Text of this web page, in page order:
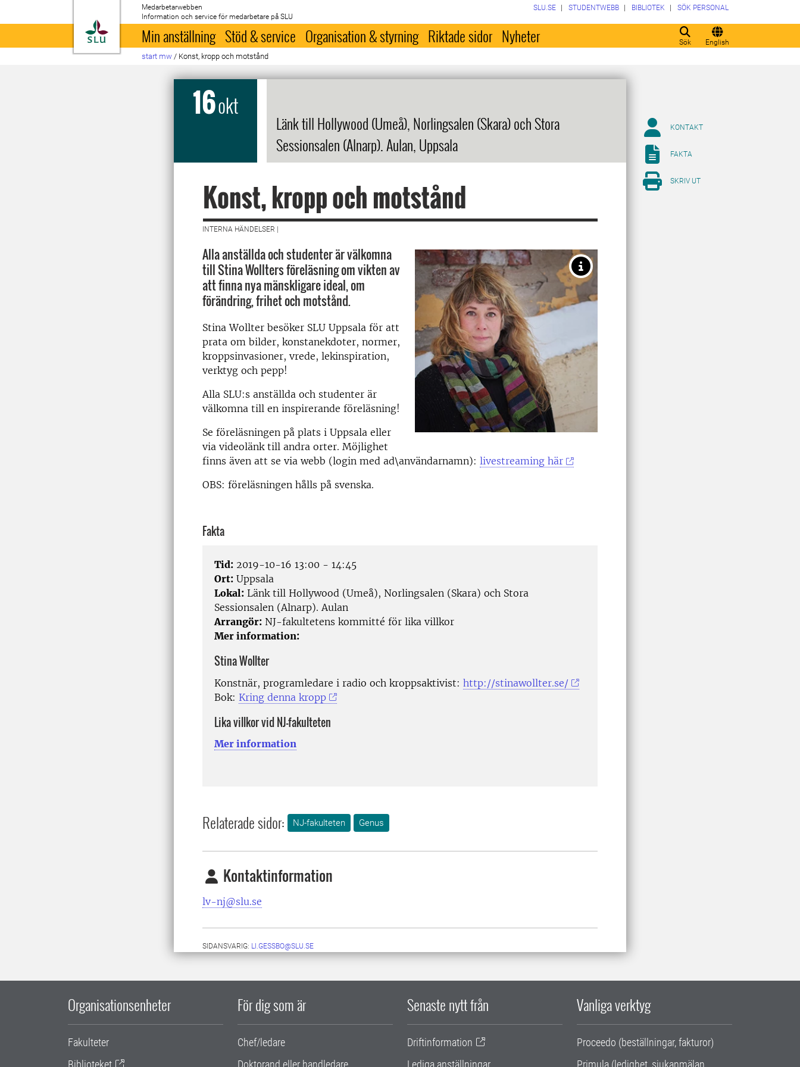
Till startsida
Medarbetarwebben
Information och service för medarbetare på SLU
Sök English
SLU.SE STUDENTWEBB BIBLIOTEK SÖK PERSONAL
Min anställning Stöd & service Organisation & styrning Riktade sidor Nyheter
start mw / Konst, kropp och motstånd
16okt
Länk till Hollywood (Umeå), Norlingsalen (Skara) och Stora
Sessionsalen (Alnarp). Aulan, Uppsala
Konst, kropp och motstånd
INTERNA HÄNDELSER |
Alla anställda och studenter är välkomna
till Stina Wollters föreläsning om vikten av
att finna nya mänskligare ideal, om
förändring, frihet och motstånd.
Stina Wollter besöker SLU Uppsala för att
prata om bilder, konstanekdoter, normer,
kroppsinvasioner, vrede, lekinspiration,
verktyg och pepp!
Alla SLU:s anställda och studenter är
välkomna till en inspirerande föreläsning!
Se föreläsningen på plats i Uppsala eller
via videolänk till andra orter. Möjlighet
finns även att se via webb (login med ad\användarnamn): livestreaming här
OBS: föreläsningen hålls på svenska.
Fakta
Tid: 2019-10-16 13:00 - 14:45
Ort: Uppsala
Lokal: Länk till Hollywood (Umeå), Norlingsalen (Skara) och Stora
Sessionsalen (Alnarp). Aulan
Arrangör: NJ-fakultetens kommitté för lika villkor
Mer information:
Stina Wollter
Konstnär, programledare i radio och kroppsaktivist: http://stinawollter.se/
Bok: Kring denna kropp
Lika villkor vid NJ-fakulteten
Mer information
Relaterade sidor: NJ-fakulteten Genus
Kontaktinformation
lv-nj@slu.se
SIDANSVARIG: LI.GESSBO@SLU.SE
KONTAKT
FAKTA
SKRIV UT
Organisationsenheter
Fakulteter
Biblioteket
För dig som är
Chef/ledare
Doktorand eller handledare
Senaste nytt från
Driftinformation
Lediga anställningar
Vanliga verktyg
Proceedo (beställningar, fakturor)
Primula (ledighet, sjukanmälan,